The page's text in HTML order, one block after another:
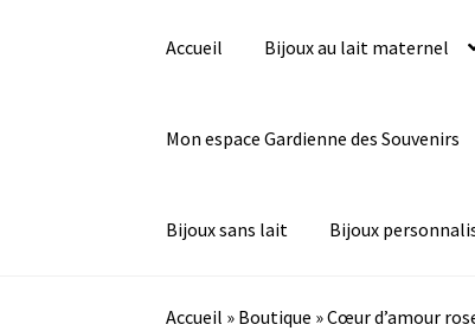
Accueil Bijoux au lait maternel
Mon espace Gardienne des Souvenirs
Bijoux sans lait Bijoux
Accueil » Boutique »Cœur d’amour